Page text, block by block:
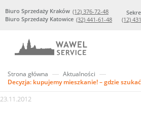
Biuro Sprzedaży Kraków (12) 376-72-48
Biuro Sprzedaży Katowice (32) 441-61-48
(12)
Strona główna
Aktualności
Decyzja: kupujemy mieszkanie! – gdzie
23.11.2012